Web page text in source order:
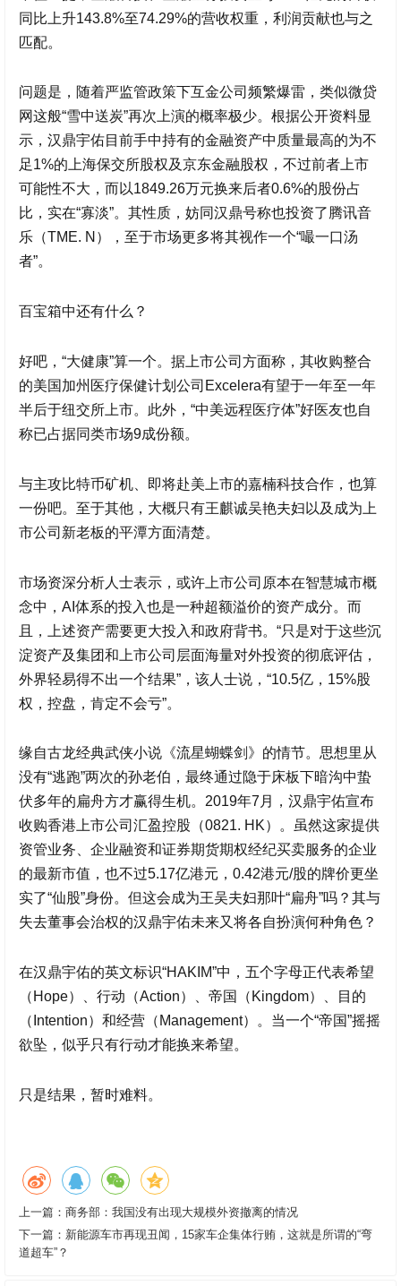
同比上升143.8%至74.29%的营收权重，利润贡献也与之
匹配。
问题是，随着严监管政策下互金公司频繁爆雷，类似微贷
网这般“雪中送炭”再次上演的概率极少。根据公开资料显
示， 汉鼎宇佑目前手中持有的金融资产中质量最高的为不
足1%的上海保交所股权及京东金融股权，不过前者上市
可能性不大，而以1849.26万元换来后者0.6%的股份占
比，实在“寡淡”。其性质，妨同汉鼎号称也投资了腾讯音
乐（TME. N），至于市场更多将其视作一个“嘬一口汤
者”。
百宝箱中还有什么？
好吧，“大健康”算一个。据上市公司方面称，其收购整合
的美国加州医疗保健计划公司Excelera有望于一年至一年
半后于纽交所上市。此外，“中美远程医疗体”好医友也自
称已占据同类市场9成份额。
与主攻比特币矿机、即将赴美上市的嘉楠科技合作，也算
一份吧。至于其他，大概只有王麒诚吴艳夫妇以及成为上
市公司新老板的平潭方面清楚。
市场资深分析人士表示，或许上市公司原本在智慧城市概
念中，AI体系的投入也是一种超额溢价的资产成分。而
且，上述资产需要更大投入和政府背书。“只是对于这些沉
淀资产及集团和上市公司层面海量对外投资的彻底评估，
外界轻易得不出一个结果”，该人士说，“10.5亿，15%股
权，控盘，肯定不会亏”。
缘自古龙经典武侠小说《流星蝴蝶剑》的情节。思想里从
没有“逃跑”两次的孙老伯，最终通过隐于床板下暗沟中蛰
伏多年的扁舟方才赢得生机。2019年7月， 汉鼎宇佑宣布
收购香港上市公司汇盈控股（0821. HK）。虽然这家提供
资管业务、企业融资和证券期货期权经纪买卖服务的企业
的最新市值，也不过5.17亿港元，0.42港元/股的牌价更坐
实了“仙股”身份。但这会成为王吴夫妇那叶“扁舟”吗？其与
失去董事会治权的汉鼎宇佑未来又将各自扮演何种角色？
在汉鼎宇佑的英文标识“HAKIM”中，五个字母正代表希望
（Hope）、行动（Action）、帝国（Kingdom）、目的
（Intention）和经营（Management）。当一个“帝国”摇摇
欲坠，似乎只有行动才能换来希望。
只是结果，暂时难料。
上一篇： 商务部：我国没有出现大规模外资撤离的情况
下一篇： 新能源车市再现丑闻，15家车企集体行贿，这就是所谓的“弯
道超车”？